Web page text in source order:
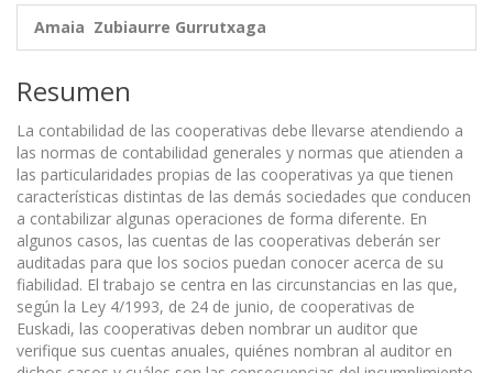
Amaia Zubiaurre Gurrutxaga
Resumen
La contabilidad de las cooperativas debe llevarse atendiendo a
las normas de contabilidad generales y normas que atienden a
las particularidades propias de las cooperativas ya que tienen
características distintas de las demás sociedades que conducen
a contabilizar algunas operaciones de forma diferente. En
algunos casos, las cuentas de las cooperativas deberán ser
auditadas para que los socios puedan conocer acerca de su
fiabilidad. El trabajo se centra en las circunstancias en las que,
según la Ley 4/1993, de 24 de junio, de cooperativas de
Euskadi, las cooperativas deben nombrar un auditor que
verifique sus cuentas anuales, quiénes nombran al auditor en